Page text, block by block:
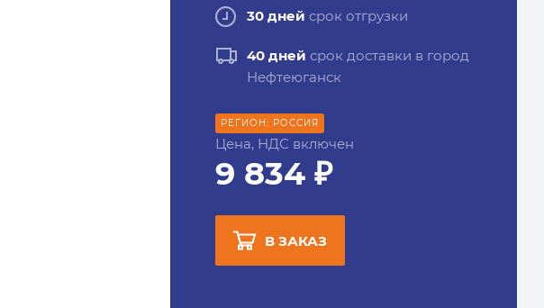
30 дней срок отгрузки
40 дней срок доставки в город
Нефтеюганск
РЕГИОН: РОССИЯ
Цена, НДС включен
9 834 ₽
В ЗАКАЗ